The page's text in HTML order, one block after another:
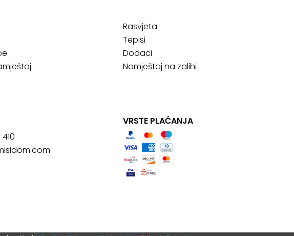
Rasvjeta
Tepisi
Dodaci
Namještaj na zalihi
VRSTE PLAĆANJA